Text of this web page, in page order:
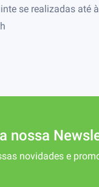
se realizadas até
nossa
novidades e